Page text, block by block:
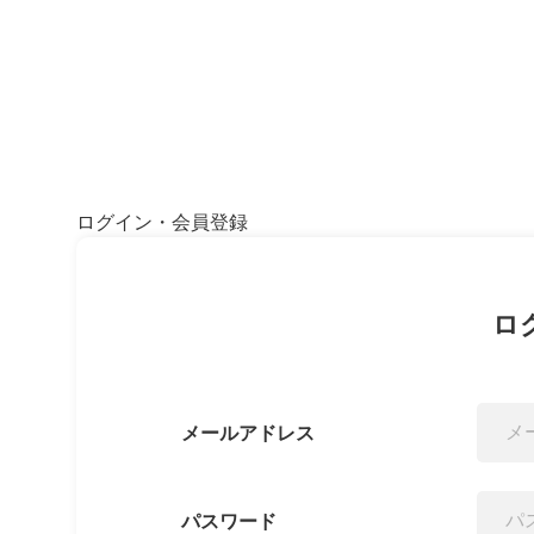
ログイン・会員登録
ロ
メールアドレス
パスワード